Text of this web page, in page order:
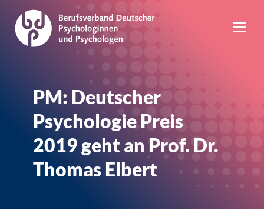
PM: Deutscher
Psychologie Preis
2019 geht an Prof. Dr.
Thomas Elbert